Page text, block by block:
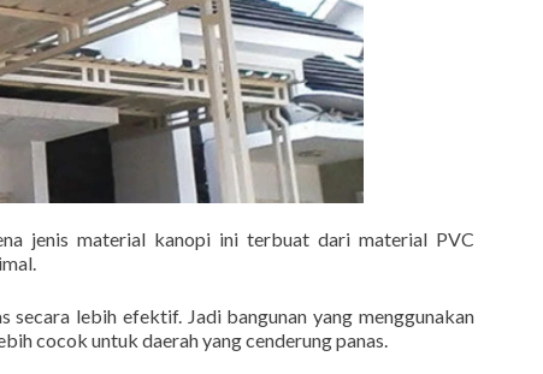
jenis material kanopi ini terbuat dari material PVC
lebih efektif. Jadi bangunan yang menggunakan
cocok untuk daerah yang cenderung panas.